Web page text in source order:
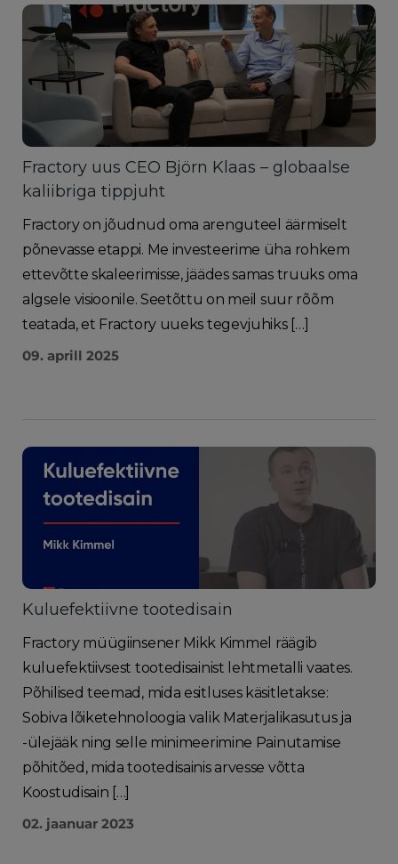
Fractory uus CEO Björn Klaas – globaalse
kaliibriga tippjuht
Fractory on jõudnud oma arenguteel äärmiselt
põnevasse etappi. Me investeerime üha rohkem
ettevõtte skaleerimisse, jäädes samas truuks oma
algsele visioonile. Seetõttu on meil suur rõõm
teatada, et Fractory uueks tegevjuhiks […]
09. aprill 2025
Kuluefektiivne tootedisain
Fractory müügiinsener Mikk Kimmel räägib
kuluefektiivsest tootedisainist lehtmetalli vaates.
Põhilised teemad, mida esitluses käsitletakse:
Sobiva lõiketehnoloogia valik Materjalikasutus ja
-ülejääk ning selle minimeerimine Painutamise
põhitõed, mida tootedisainis arvesse võtta
Koostudisain […]
02. jaanuar 2023